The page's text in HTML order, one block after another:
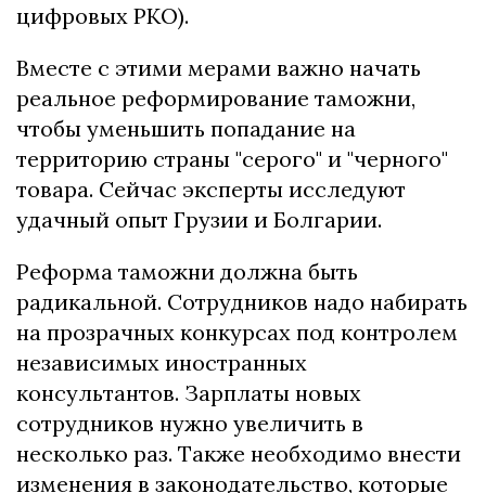
цифровых РКО).
Вместе с этими мерами важно начать
реальное реформирование таможни,
чтобы уменьшить попадание на
территорию страны "серого" и "черного"
товара. Сейчас эксперты исследуют
удачный опыт Грузии и Болгарии.
Реформа таможни должна быть
радикальной. Сотрудников надо набирать
на прозрачных конкурсах под контролем
независимых иностранных
консультантов. Зарплаты новых
сотрудников нужно увеличить в
несколько раз. Также необходимо внести
изменения в законодательство, которые